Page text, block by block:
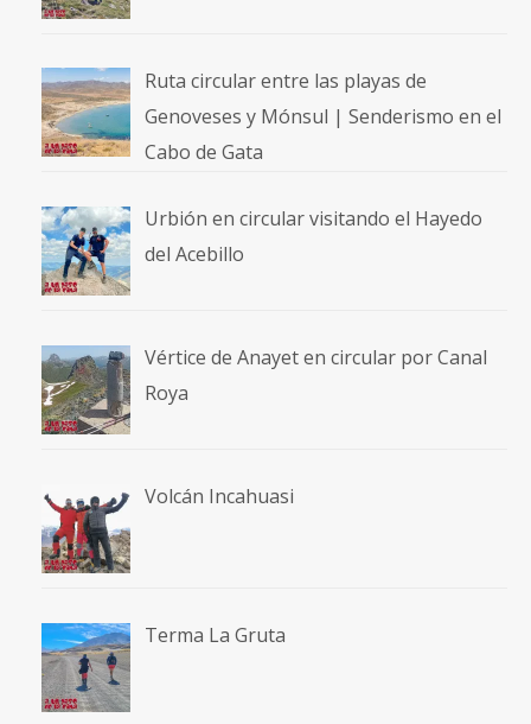
Ruta circular entre las playas de
Genoveses y Mónsul | Senderismo en el
Cabo de Gata
Urbión en circular visitando el Hayedo
del Acebillo
Vértice de Anayet en circular por Canal
Roya
Volcán Incahuasi
Terma La Gruta